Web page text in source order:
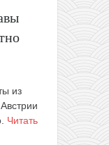
из
Читать